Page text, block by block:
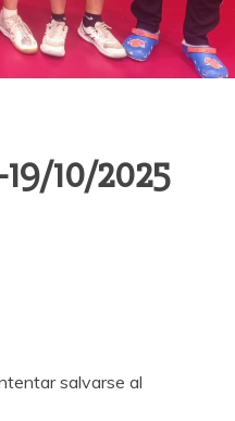
10/2025
salvarse al